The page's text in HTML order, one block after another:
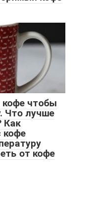
кофе чтобы
Что лучше
Как
кофе
от кофе